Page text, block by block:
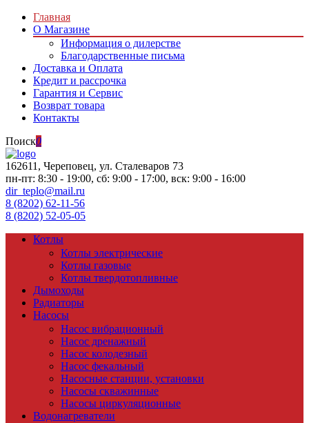
Главная
О Магазине
Информация о дилерстве
Благодарственные письма
Доставка и Оплата
Кредит и рассрочка
Гарантия и Сервис
Возврат товара
Контакты
Поиск0
162611, Череповец, ул. Сталеваров 73
пн-пт: 8:30 - 19:00, сб: 9:00 - 17:00, вск: 9:00 - 16:00
dir_teplo@mail.ru
8 (8202) 62-11-56
8 (8202) 52-05-05
Котлы
Котлы электрические
Котлы газовые
Котлы твердотопливные
Дымоходы
Радиаторы
Насосы
Насос вибрационный
Насос дренажный
Насос колодезный
Насос фекальный
Насосные станции, установки
Насосы скважинные
Насосы циркуляционные
Водонагреватели